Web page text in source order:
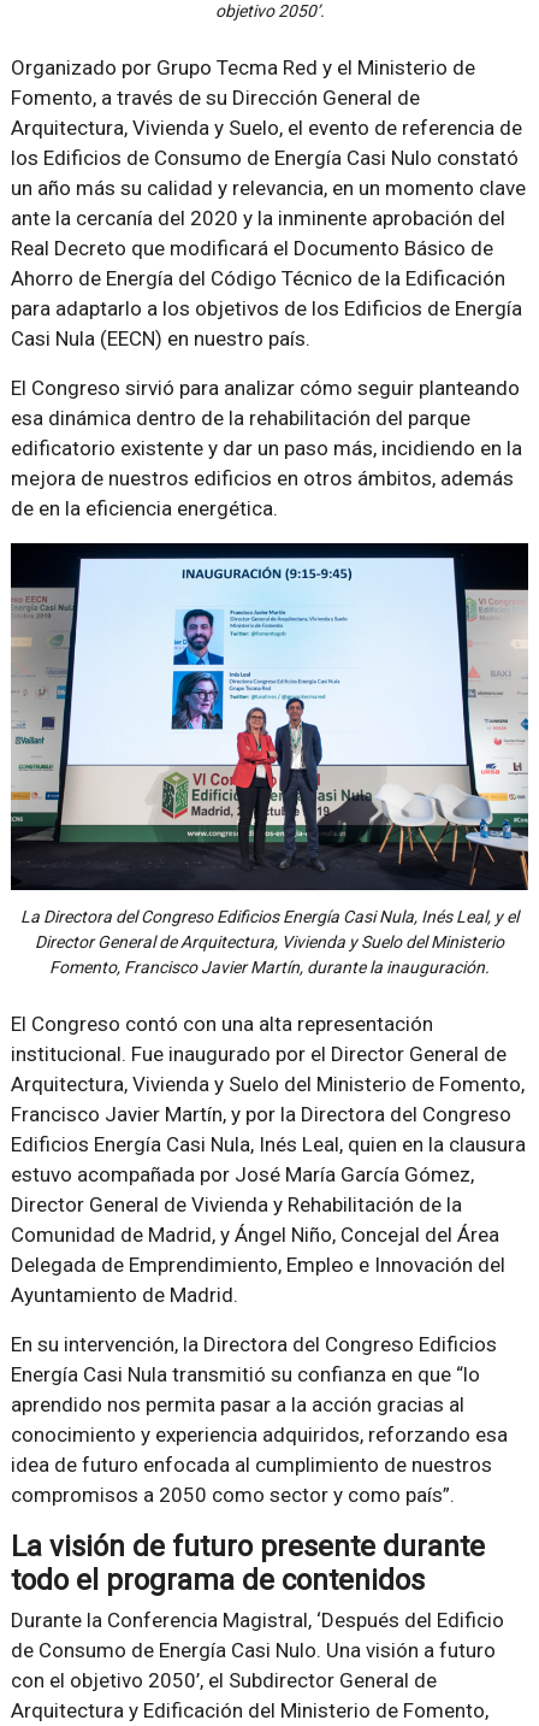
objetivo 2050’.
Organizado por Grupo Tecma Red y el Ministerio de
Fomento, a través de su Dirección General de
Arquitectura, Vivienda y Suelo, el evento de referencia de
los Edificios de Consumo de Energía Casi Nulo constató
un año más su calidad y relevancia, en un momento clave
ante la cercanía del 2020 y la inminente aprobación del
Real Decreto que modificará el Documento Básico de
Ahorro de Energía del Código Técnico de la Edificación
para adaptarlo a los objetivos de los Edificios de Energía
Casi Nula (EECN) en nuestro país.
El Congreso sirvió para analizar cómo seguir planteando
esa dinámica dentro de la rehabilitación del parque
edificatorio existente y dar un paso más, incidiendo en la
mejora de nuestros edificios en otros ámbitos, además
de en la eficiencia energética.
La Directora del Congreso Edificios Energía Casi Nula, Inés Leal, y el
Director General de Arquitectura, Vivienda y Suelo del Ministerio
Fomento, Francisco Javier Martín, durante la inauguración.
El Congreso contó con una alta representación
institucional. Fue inaugurado por el Director General de
Arquitectura, Vivienda y Suelo del Ministerio de Fomento,
Francisco Javier Martín, y por la Directora del Congreso
Edificios Energía Casi Nula, Inés Leal, quien en la clausura
estuvo acompañada por José María García Gómez,
Director General de Vivienda y Rehabilitación de la
Comunidad de Madrid, y Ángel Niño, Concejal del Área
Delegada de Emprendimiento, Empleo e Innovación del
Ayuntamiento de Madrid.
En su intervención, la Directora del Congreso Edificios
Energía Casi Nula transmitió su confianza en que “lo
aprendido nos permita pasar a la acción gracias al
conocimiento y experiencia adquiridos, reforzando esa
idea de futuro enfocada al cumplimiento de nuestros
compromisos a 2050 como sector y como país”.
La visión de futuro presente durante
todo el programa de contenidos
Durante la Conferencia Magistral, ‘Después del Edificio
de Consumo de Energía Casi Nulo. Una visión a futuro
con el objetivo 2050’, el Subdirector General de
Arquitectura y Edificación del Ministerio de Fomento,